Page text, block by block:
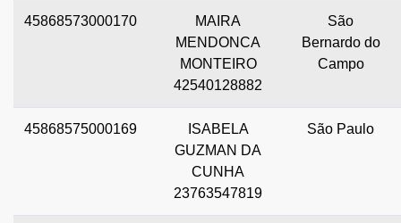
45868573000170
MAIRA
MENDONCA
MONTEIRO
42540128882
São
Bernardo do
Campo
45868575000169
ISABELA
GUZMAN DA
CUNHA
23763547819
São Paulo